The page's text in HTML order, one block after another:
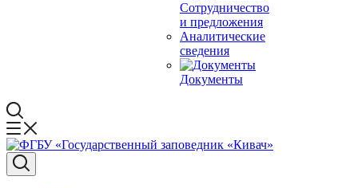
Сотрудничество
и предложения
Аналитические
сведения
Документы